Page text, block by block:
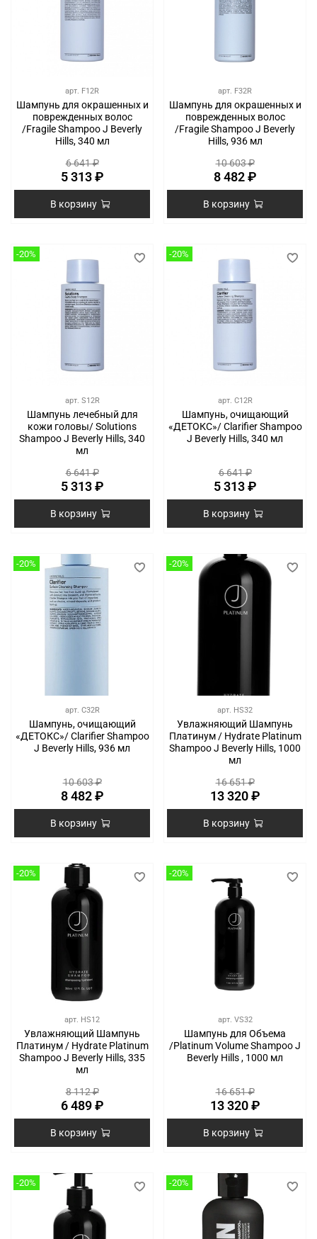
арт. F12R
Шампунь для окрашенных и
поврежденных волос
/Fragile Shampoo J Beverly
Hills, 340 мл
6 641 ₽
5 313 ₽
В корзину
арт. F32R
Шампунь для окрашенных и
поврежденных волос
/Fragile Shampoo J Beverly
Hills, 936 мл
10 603 ₽
8 482 ₽
В корзину
-20%
арт. S12R
Шампунь лечебный для
кожи головы/ Solutions
Shampoo J Beverly Hills, 340
мл
6 641 ₽
5 313 ₽
В корзину
-20%
арт. C12R
Шампунь, очищающий
«ДЕТОКС»/ Clarifier Shampoo
J Beverly Hills, 340 мл
6 641 ₽
5 313 ₽
В корзину
-20%
арт. C32R
Шампунь, очищающий
«ДЕТОКС»/ Clarifier Shampoo
J Beverly Hills, 936 мл
10 603 ₽
8 482 ₽
В корзину
-20%
арт. HS32
Увлажняющий Шампунь
Платинум / Hydrate Platinum
Shampoo J Beverly Hills, 1000
мл
16 651 ₽
13 320 ₽
В корзину
-20%
арт. HS12
Увлажняющий Шампунь
Платинум / Hydrate Platinum
Shampoo J Beverly Hills, 335
мл
8 112 ₽
6 489 ₽
В корзину
-20%
арт. VS32
Шампунь для Объема
/Platinum Volume Shampoo J
Beverly Hills , 1000 мл
16 651 ₽
13 320 ₽
В корзину
-20% -20%